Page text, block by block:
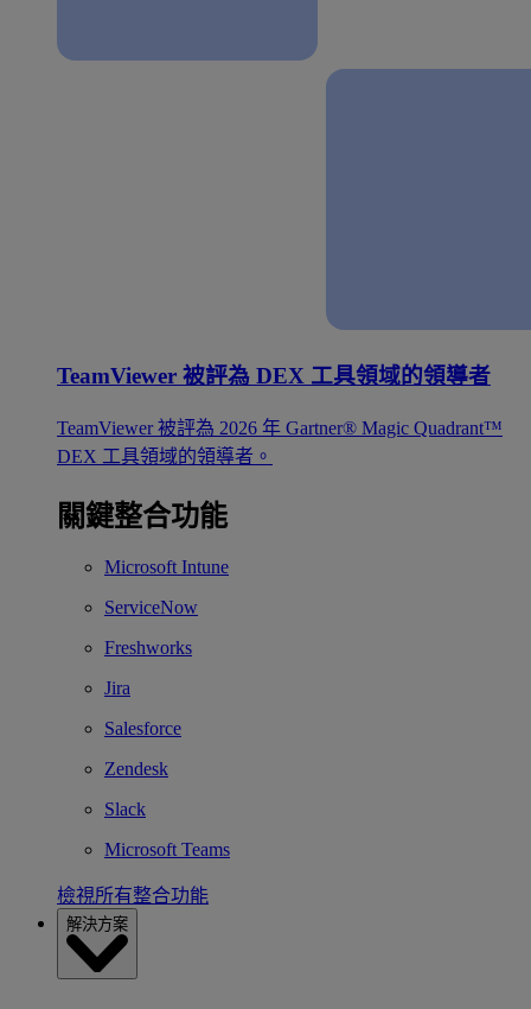
TeamViewer 被評為 DEX 工具領域的領導者
TeamViewer 被評為 2026 年 Gartner® Magic Quadrant™
DEX 工具領域的領導者。
關鍵整合功能
Microsoft Intune
ServiceNow
Freshworks
Jira
Salesforce
Zendesk
Slack
Microsoft Teams
檢視所有整合功能
解決方案